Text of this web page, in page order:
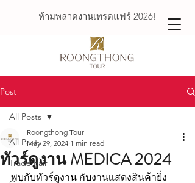
ห้ามพลาดงานเทรดแฟร์ 2026!
Post
All Posts
Trade Fair
All Posts
ทัวร์ดูงาน MEDICA 2024
Roongthong Tour
May 29, 2024 1 min read
พบกับทัวร์ดูงาน กับงานเเสดงสินค้ายิ่ง